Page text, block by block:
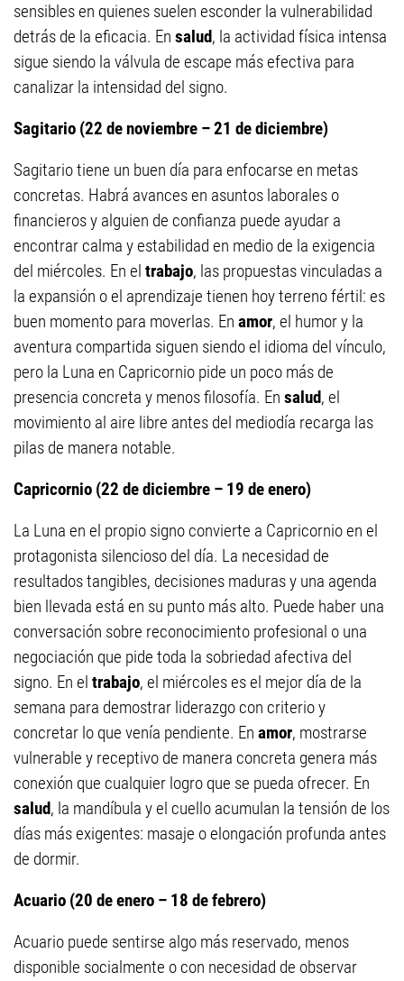
sensibles en quienes suelen esconder la vulnerabilidad
detrás de la eficacia. En salud, la actividad física intensa
sigue siendo la válvula de escape más efectiva para
canalizar la intensidad del signo.
Sagitario (22 de noviembre – 21 de diciembre)
Sagitario tiene un buen día para enfocarse en metas
concretas. Habrá avances en asuntos laborales o
financieros y alguien de confianza puede ayudar a
encontrar calma y estabilidad en medio de la exigencia
del miércoles. En el trabajo, las propuestas vinculadas a
la expansión o el aprendizaje tienen hoy terreno fértil: es
buen momento para moverlas. En amor, el humor y la
aventura compartida siguen siendo el idioma del vínculo,
pero la Luna en Capricornio pide un poco más de
presencia concreta y menos filosofía. En salud, el
movimiento al aire libre antes del mediodía recarga las
pilas de manera notable.
Capricornio (22 de diciembre – 19 de enero)
La Luna en el propio signo convierte a Capricornio en el
protagonista silencioso del día. La necesidad de
resultados tangibles, decisiones maduras y una agenda
bien llevada está en su punto más alto. Puede haber una
conversación sobre reconocimiento profesional o una
negociación que pide toda la sobriedad afectiva del
signo. En el trabajo, el miércoles es el mejor día de la
semana para demostrar liderazgo con criterio y
concretar lo que venía pendiente. En amor, mostrarse
vulnerable y receptivo de manera concreta genera más
conexión que cualquier logro que se pueda ofrecer. En
salud, la mandíbula y el cuello acumulan la tensión de los
días más exigentes: masaje o elongación profunda antes
de dormir.
Acuario (20 de enero – 18 de febrero)
Acuario puede sentirse algo más reservado, menos
disponible socialmente o con necesidad de observar